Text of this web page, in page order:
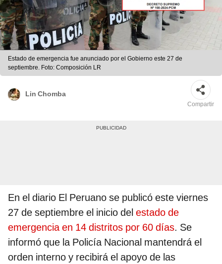
Estado de emergencia fue anunciado por el Gobierno este 27 de
septiembre. Foto: Composición LR
Lin Chomba
Compartir
En el diario El Peruano se publicó este viernes
27 de septiembre el inicio del estado de
emergencia en 14 distritos por 60 días. Se
informó que la Policía Nacional mantendrá el
orden interno y recibirá el apoyo de las